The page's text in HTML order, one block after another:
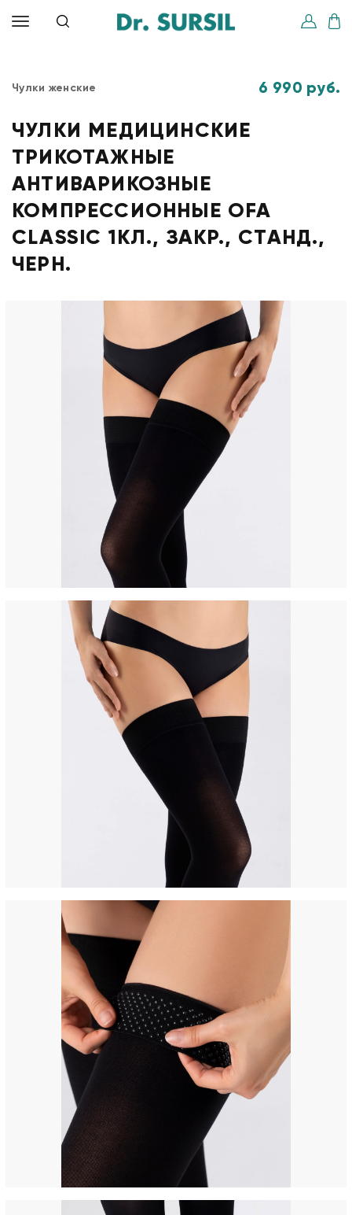
Чулки женские 6 990 руб.
ЧУЛКИ МЕДИЦИНСКИЕ
ТРИКОТАЖНЫЕ
АНТИВАРИКОЗНЫЕ
КОМПРЕССИОННЫЕ OFA
CLASSIC 1КЛ., ЗАКР., СТАНД.,
ЧЕРН.